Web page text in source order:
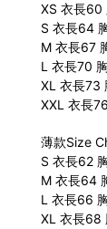
XS 衣長60
S 衣長64
M 衣長67
L 衣長70
XL 衣長73
XXL 衣長
薄款Size
S 衣長62
M 衣長64
L 衣長66
XL 衣長68